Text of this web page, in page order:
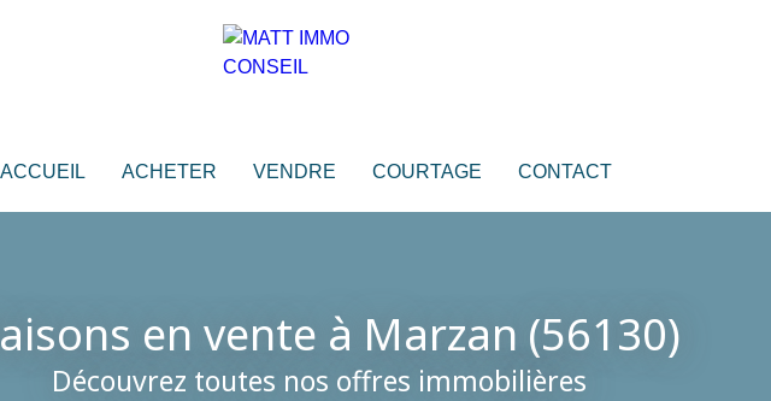
ACCUEIL ACHETER VENDRE COURTAGE CONTACT
en vente à Marzan (56130)
Découvrez toutes nos offres immobilières